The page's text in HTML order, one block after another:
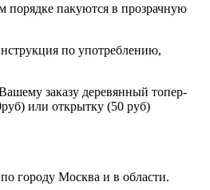
порядке пакуются в прозрачную
по употреблению,
заказу деревянный топер-
или открытку (50 руб)
городу Москва и в области.